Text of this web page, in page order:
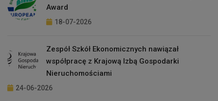
Award
18-07-2026
Zespół Szkół Ekonomicznych nawiązał
współpracę z Krajową Izbą Gospodarki
Nieruchomościami
24-06-2026